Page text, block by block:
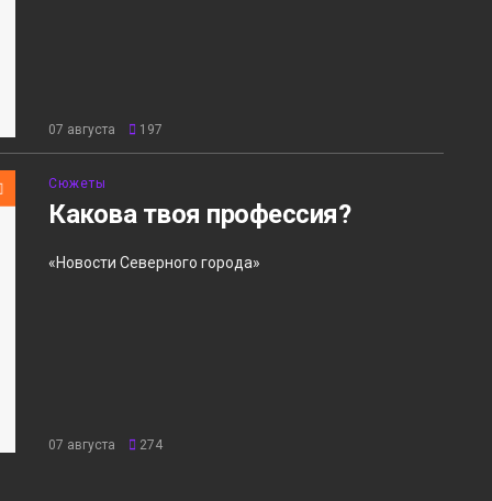
07 августа 197
Сюжеты
Какова твоя профессия?
«Новости Северного города»
07 августа 274